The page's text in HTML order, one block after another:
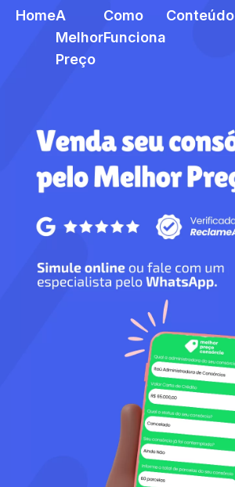
HomeA
Melhor
Preço
Como
Funciona
Conteúdo